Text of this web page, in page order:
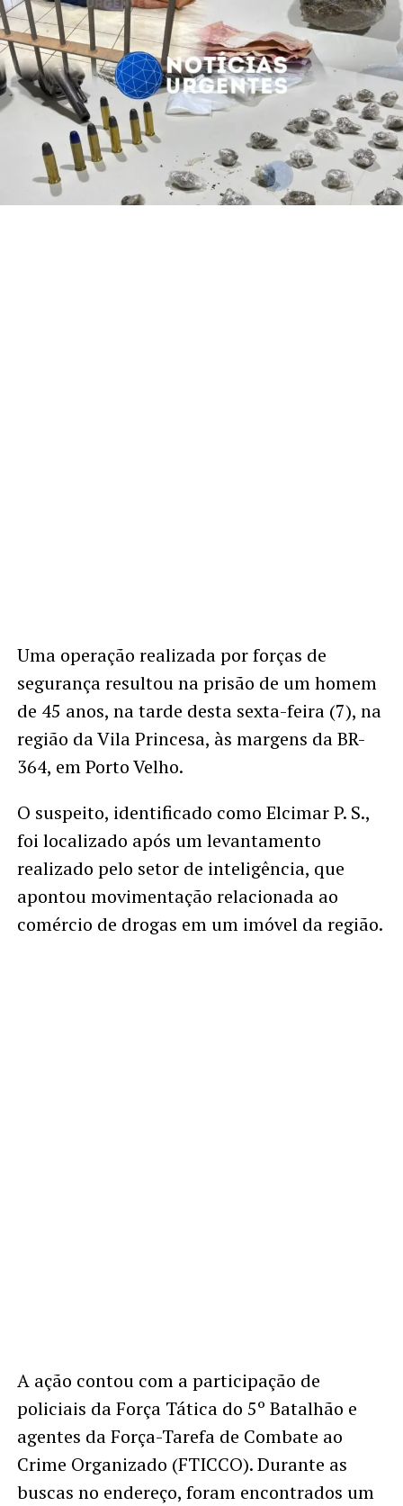
Uma operação realizada por forças de
segurança resultou na prisão de um homem
de 45 anos, na tarde desta sexta-feira (7), na
região da Vila Princesa, às margens da BR-
364, em Porto Velho.
O suspeito, identificado como Elcimar P. S.,
foi localizado após um levantamento
realizado pelo setor de inteligência, que
apontou movimentação relacionada ao
comércio de drogas em um imóvel da região.
A ação contou com a participação de
policiais da Força Tática do 5º Batalhão e
agentes da Força-Tarefa de Combate ao
Crime Organizado (FTICCO). Durante as
buscas no endereço, foram encontrados um